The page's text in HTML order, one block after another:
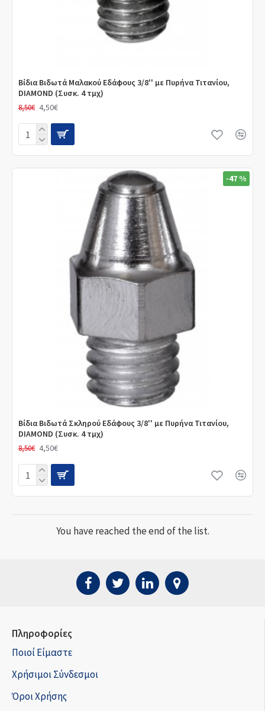
Βίδια Βιδωτά Μαλακού Εδάφους 3/8'' με Πυρήνα Τιτανίου,
DIAMOND (Συσκ. 4 τμχ)
4,50€
8,50€
-47 %
Βίδια Βιδωτά Σκληρού Εδάφους 3/8'' με Πυρήνα Τιτανίου,
DIAMOND (Συσκ. 4 τμχ)
4,50€
8,50€
You have reached the end of the list.
Πληροφορίες
Ποιοί Είμαστε
Χρήσιμοι Σύνδεσμοι
Όροι Χρήσης